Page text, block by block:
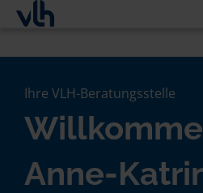
Ihre VLH-Beratungsstelle
Anne-